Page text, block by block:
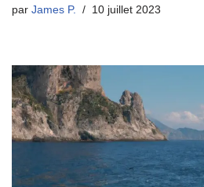
par James P. 10 juillet 2023